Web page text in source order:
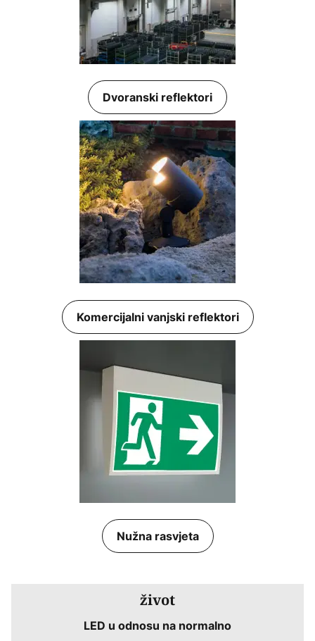
Dvoranski reflektori
Komercijalni vanjski reflektori
Nužna rasvjeta
život
LED u odnosu na normalno